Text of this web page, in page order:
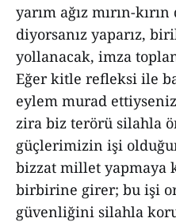
yarım ağız mırın-
diyorsanız yaparız,
yollanacak, imza
Eğer kitle refleksi ile
eylem murad
zira biz terörü silahla
güçlerimizin işi
bizzat millet yapmaya
birbirine girer; bu işi
güvenliğini silahla